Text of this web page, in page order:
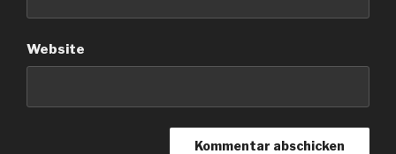
Website